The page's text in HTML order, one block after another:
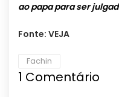
ao papa para ser
Fonte: VEJA
Fachin
1 Comentário